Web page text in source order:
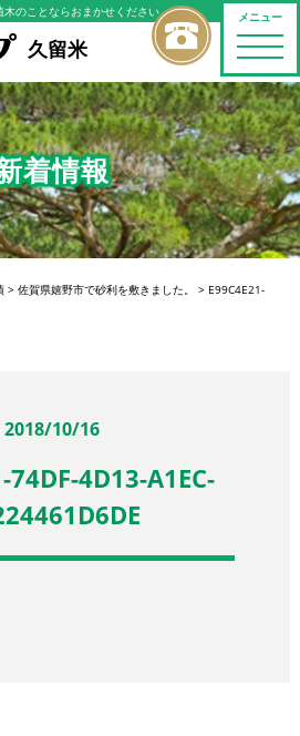
メニュー
toggle
木のことならおまかせください
久留米
着情報
> 佐賀県嬉野市で砂利を敷きました。 > E99C4E21-
2018/10/16
74DF-4D13-A1EC-